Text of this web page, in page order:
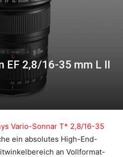
EF 2,8/16-35 mm L II
Vario-Sonnar T* 2,8/16-35
ein absolutes High-End-
an Vollformat-